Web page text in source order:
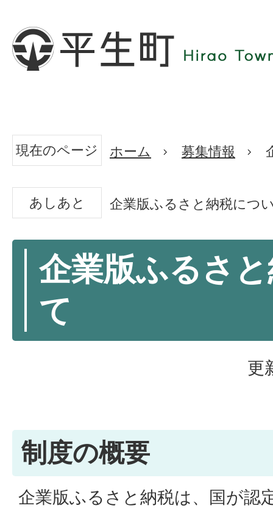
現在のページ ホーム 募集情報
あしあと 企業版ふるさと納税につ
企業版ふるさ
て
更
制度の概要
企業版ふるさと納税は、国が認